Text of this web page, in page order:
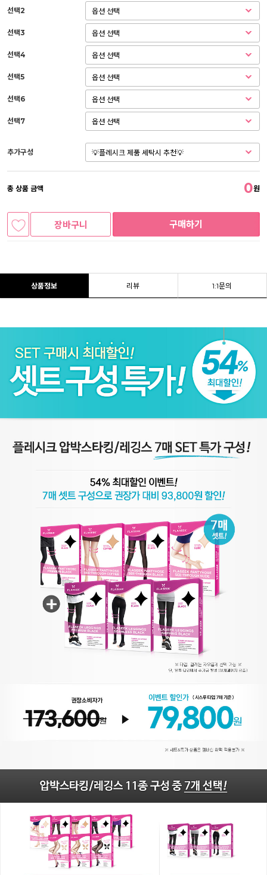
선택2
선택3
선택4
선택5
선택6
선택7
추가구성
총 상품 금액 0원
장바구니 구매하기
상품정보 리뷰 1:1문의